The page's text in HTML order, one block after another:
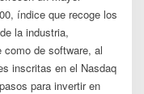
índice que recoge los
la industria,
como de software, al
inscritas en el Nasdaq
para invertir en